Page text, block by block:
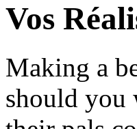
Vos
Making a
should you